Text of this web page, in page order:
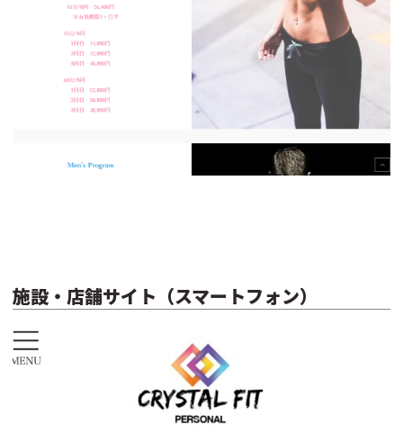
施設・店舗サイト（スマートフォン）